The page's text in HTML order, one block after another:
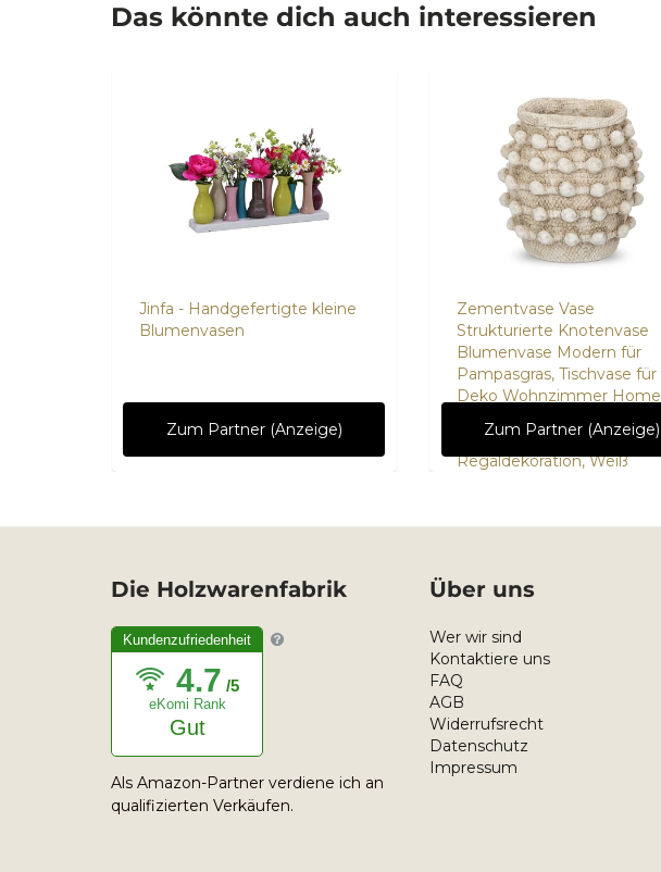
Das könnte dich auch interessieren
Jinfa - Handgefertigte kleine
Blumenvasen
Zum Partner (Anzeige)
Zementvase Vase
Strukturierte Knotenvase
Blumenvase Modern für
Pampasgras, Tischvase für
Deko Wohnzimmer Home
Rustikales Antikes Dekor,
Regaldekoration, Weiß
Zum Partner (Anzeige)
Die Holzwarenfabrik
Kundenzufriedenheit
4.7 /5
eKomi Rank
Gut
Als Amazon-Partner verdiene ich an
qualifizierten Verkäufen.
Über uns
Wer wir sind
Kontaktiere uns
FAQ
AGB
Widerrufsrecht
Datenschutz
Impressum